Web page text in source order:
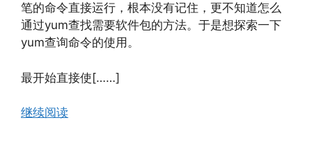
笔的命令直接运行，根本没有记住，更不知道怎么
通过yum查找需要软件包的方法。于是想探索一下
yum查询命令的使用。
最开始直接使[……]
继续阅读